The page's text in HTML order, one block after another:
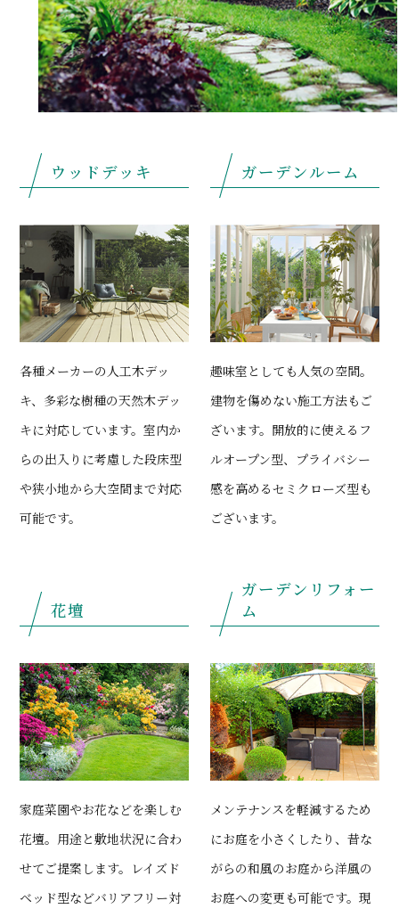
ウッドデッキ
各種メーカーの人工木デッ
キ、多彩な樹種の天然木デッ
キに対応しています。室内か
らの出入りに考慮した段床型
や狭小地から大空間まで対応
可能です。
ガーデンルーム
趣味室としても人気の空間。
建物を傷めない施工方法もご
ざいます。開放的に使えるフ
ルオープン型、プライバシー
感を高めるセミクローズ型も
ございます。
花壇
家庭菜園やお花などを楽しむ
花壇。用途と敷地状況に合わ
せてご提案します。レイズド
ベッド型などバリアフリー対
ガーデンリフォー
ム
メンテナンスを軽減するため
にお庭を小さくしたり、昔な
がらの和風のお庭から洋風の
お庭への変更も可能です。現